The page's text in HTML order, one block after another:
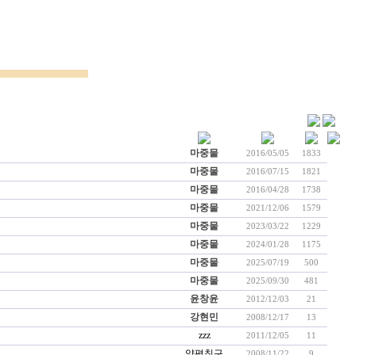
마중물 2016/05/05 1833
마중물 2016/07/15 1821
마중물 2016/04/28 1738
마중물 2021/12/06 1579
마중물 2023/03/22 1229
마중물 2024/01/28 1175
마중물 2025/07/19 500
마중물 2025/09/30 481
윤창윤 2012/12/03 21
강현민 2008/12/17 13
zzz 2011/12/05 11